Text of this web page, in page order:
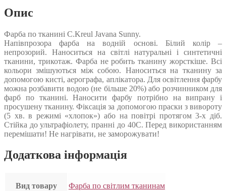
Опис
Фарба по тканині C.Kreul Javana Sunny.
Напівпрозора фарба на водній основі. Білий колір –
непрозорий. Наноситься на світлі натуральні і синтетичні
тканини, трикотаж. Фарба не робить тканину жорсткіше. Всі
кольори змішуються між собою. Наноситься на тканину за
допомогою кисті, аерографа, аплікатора. Для освітлення фарбу
можна розбавити водою (не більше 20%) або розчинником для
фарб по тканині. Наносити фарбу потрібно на випрану і
просушену тканину. Фіксація за допомогою праски з вивороту
(5 хв. в режимі «хлопок») або на повітрі протягом 3-х діб.
Стійка до ультрафіолету, пранні до 40С. Перед використанням
перемішати! Не нагрівати, не заморожувати!
Додаткова інформація
Вид товару Фарба по світлим тканинам